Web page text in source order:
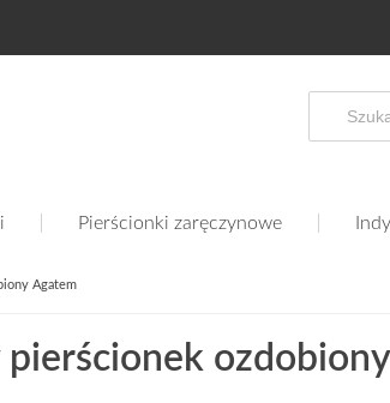
Pierścionki zaręczynowe
Agatem
pierścionek